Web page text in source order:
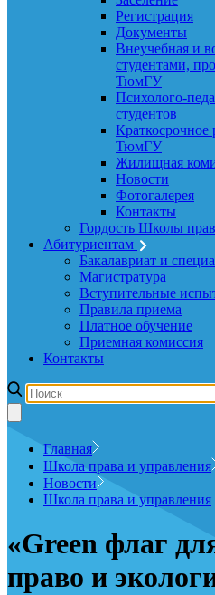
Регистрация
Документы
Внеучебная и
студентами,
ТюмГУ
Психолого-
студентов
ТюмГУ
Жилищная
Новости
Фотогалерея
Контакты
Гордость Школы
Абитуриентам
Бакалавриат и
Магистратура
Вступительные
Правила приема
Платное обучение
Приемная комиссия
Контакты
Главная
Школа права и управления
Новости
Школа права и управления
«Green флаг
право и